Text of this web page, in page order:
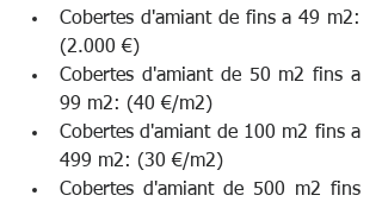
Cobertes d'amiant de fins a 49 m2:
(2.000 €)
Cobertes d'amiant de 50 m2 fins a
99 m2: (40 €/m2)
Cobertes d'amiant de 100 m2 fins a
499 m2: (30 €/m2)
Cobertes d'amiant de 500 m2 fins